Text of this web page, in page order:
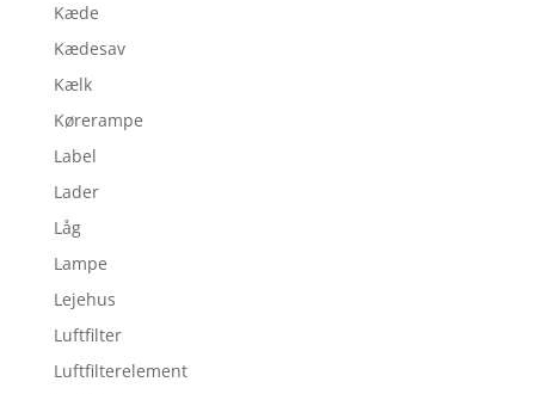
Kæde
Kædesav
Kælk
Kørerampe
Label
Lader
Låg
Lampe
Lejehus
Luftfilter
Luftfilterelement